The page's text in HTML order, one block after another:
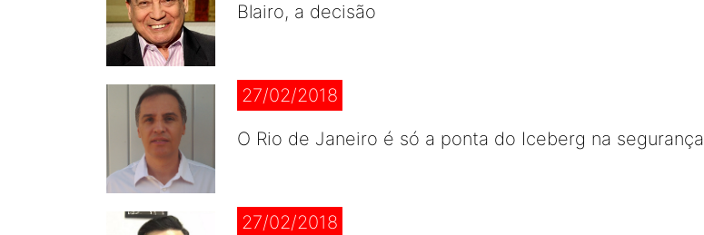
Blairo, a decisão
27/02/2018
O Rio de Janeiro é só a ponta do Iceberg na segurança
27/02/2018